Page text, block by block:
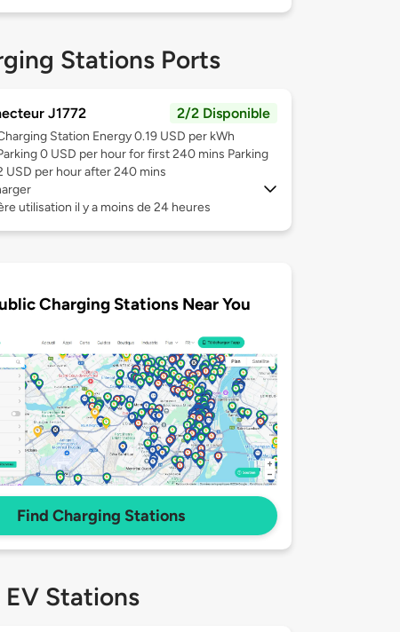
Stations Ports
J1772 2/2 Disponible
Station Energy 0.19 USD per kWh
0 USD per hour for first 240 mins Parking
USD per hour after 240 mins
utilisation il y a moins de 24 heures
Charging Stations Near You
Find Charging Stations
Stations